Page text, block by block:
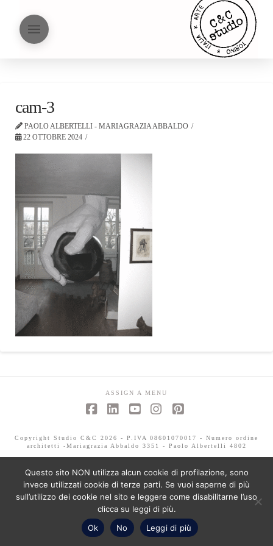
cam-3
PAOLO ALBERTELLI - MARIAGRAZIA ABBALDO
22 OTTOBRE 2024
ASSIGN A MENU
Copyright Studio C&C 2026 - P.IVA 08601070017 - Numero ordine
architetti -Mariagrazia Abbaldo 3351 - Paolo Albertelli 4802
Questo sito NON utilizza alcun cookie di profilazione, sono
invece utilizzati cookie di terze parti. Se vuoi saperne di più
sull’utilizzo dei cookie nel sito e leggere come disabilitarne l’uso
clicca su leggi di più.
Ok
No Leggi di più